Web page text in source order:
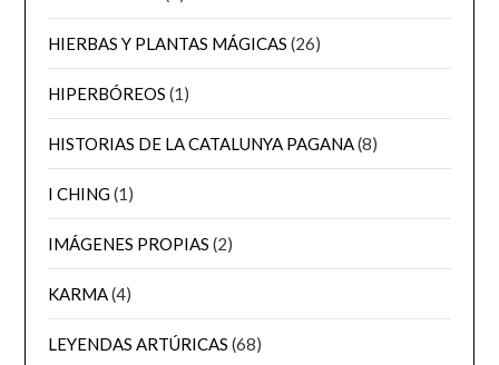
HIERBAS Y PLANTAS MÁGICAS (26)
HIPERBÓREOS (1)
HISTORIAS DE LA CATALUNYA PAGANA(8)
I CHING(1)
IMÁGENES PROPIAS (2)
KARMA(4)
LEYENDAS ARTÚRICAS (68)